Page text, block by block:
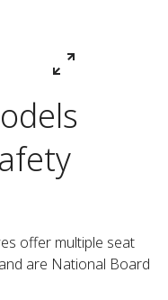
offer multiple seat
and are National Board